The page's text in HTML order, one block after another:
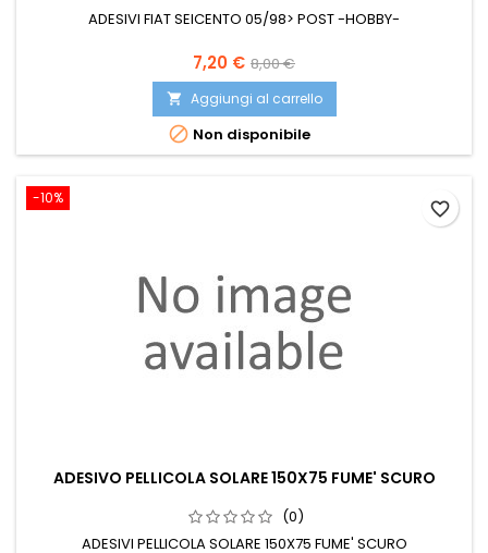
ADESIVI FIAT SEICENTO 05/98> POST -HOBBY-
Prezzo
7,20 € Prezzo
base
8,00 €
 Aggiungi al carrello
 Non disponibile
-10%
ADESIVO PELLICOLA SOLARE 150X75 FUME' SCURO
(0)
ADESIVI PELLICOLA SOLARE 150X75 FUME' SCURO
favorite_border